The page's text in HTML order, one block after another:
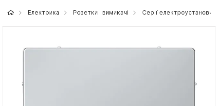
Eлектрика Розетки і вимикачі Серії